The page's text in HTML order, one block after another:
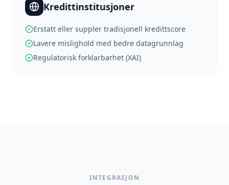
Kredittinstitusjoner
Erstatt eller suppler tradisjonell kredittscore
Lavere mislighold med bedre datagrunnlag
Regulatorisk forklarbarhet (XAI)
INTEGRASJON